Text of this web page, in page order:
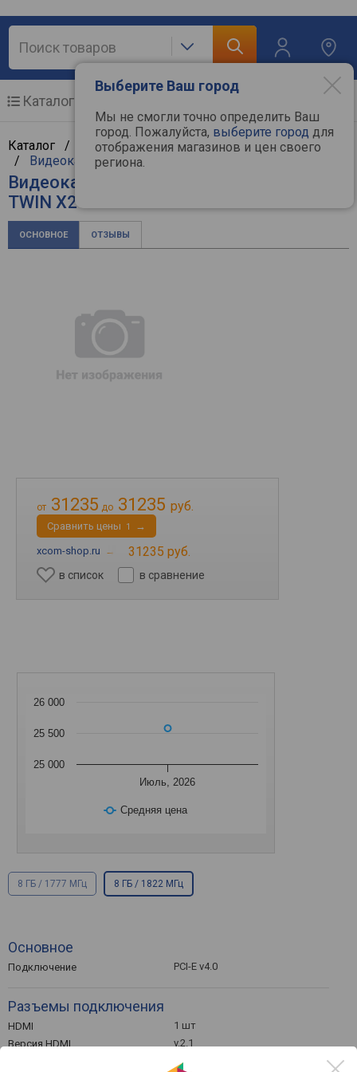
Выберите Ваш город
Мы не смогли точно определить Ваш
город. Пожалуйста, выберите город для
отображения магазинов и цен своего
региона.
Каталог
Каталог / Компьютерная техника/ Комплектующие
/ Видеокарты/INNO3D
Видеокарта INNO3D GeForce RTX 3050
TWIN X2 OC
ОСНОВНОЕ ОТЗЫВЫ
от 31235 до 31235 руб.
Cравнить цены 1 →
xcom-shop.ru → 31235 руб.
в список в сравнение
Средняя цена
Июль, 2026
25 000
25 500
26 000
8 ГБ / 1777 МГц 8 ГБ / 1822 МГц
Основное
Подключение PCI-E v4.0
Разъемы подключения
HDMI
1 шт
Версия HDMI
v.2.1
2 шт